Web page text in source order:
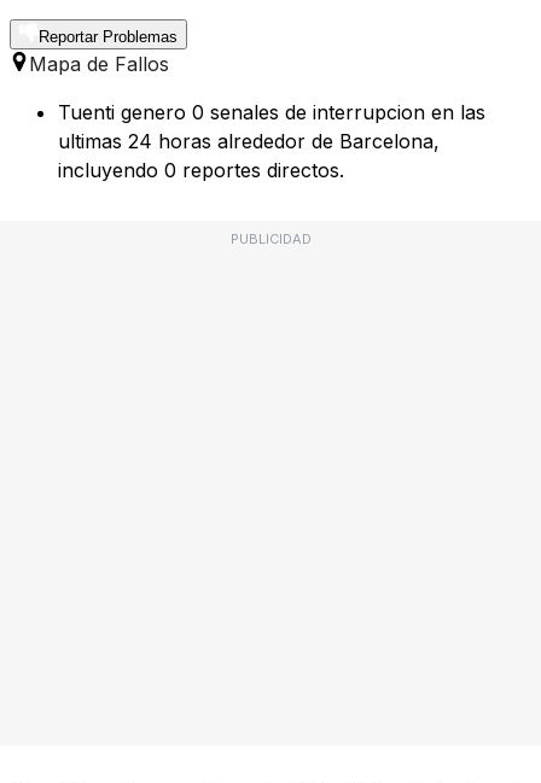
Reportar Problemas
Mapa de Fallos
Tuenti genero 0 senales de interrupcion en las
ultimas 24 horas alrededor de Barcelona,
incluyendo 0 reportes directos.
PUBLICIDAD